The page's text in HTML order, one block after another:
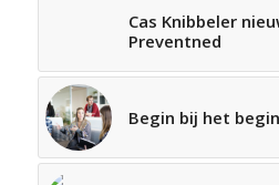
Cas Knibbeler
Preventned
Begin bij het begin